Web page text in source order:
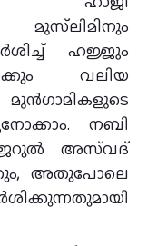
ഹജ്ജും
വലിയ
നബി
അതുപോലെ